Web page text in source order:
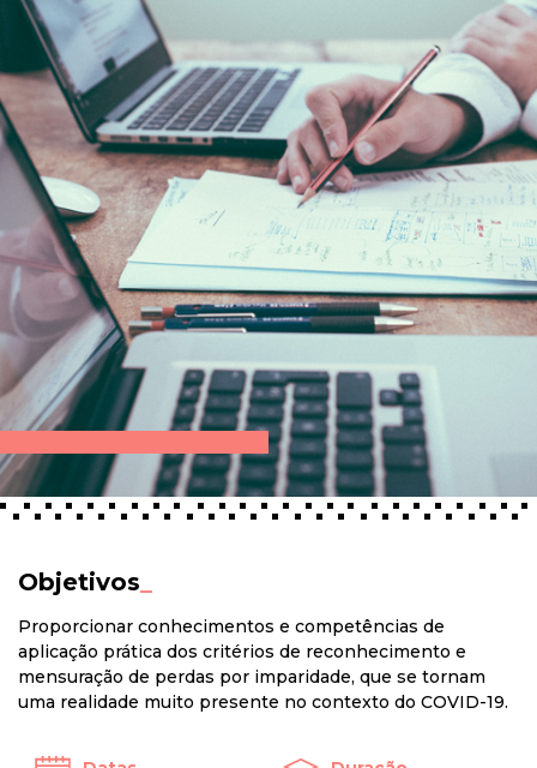
Objetivos
Proporcionar conhecimentos e competências de
aplicação prática dos critérios de reconhecimento e
mensuração de perdas por imparidade, que se tornam
uma realidade muito presente no contexto do COVID-19.